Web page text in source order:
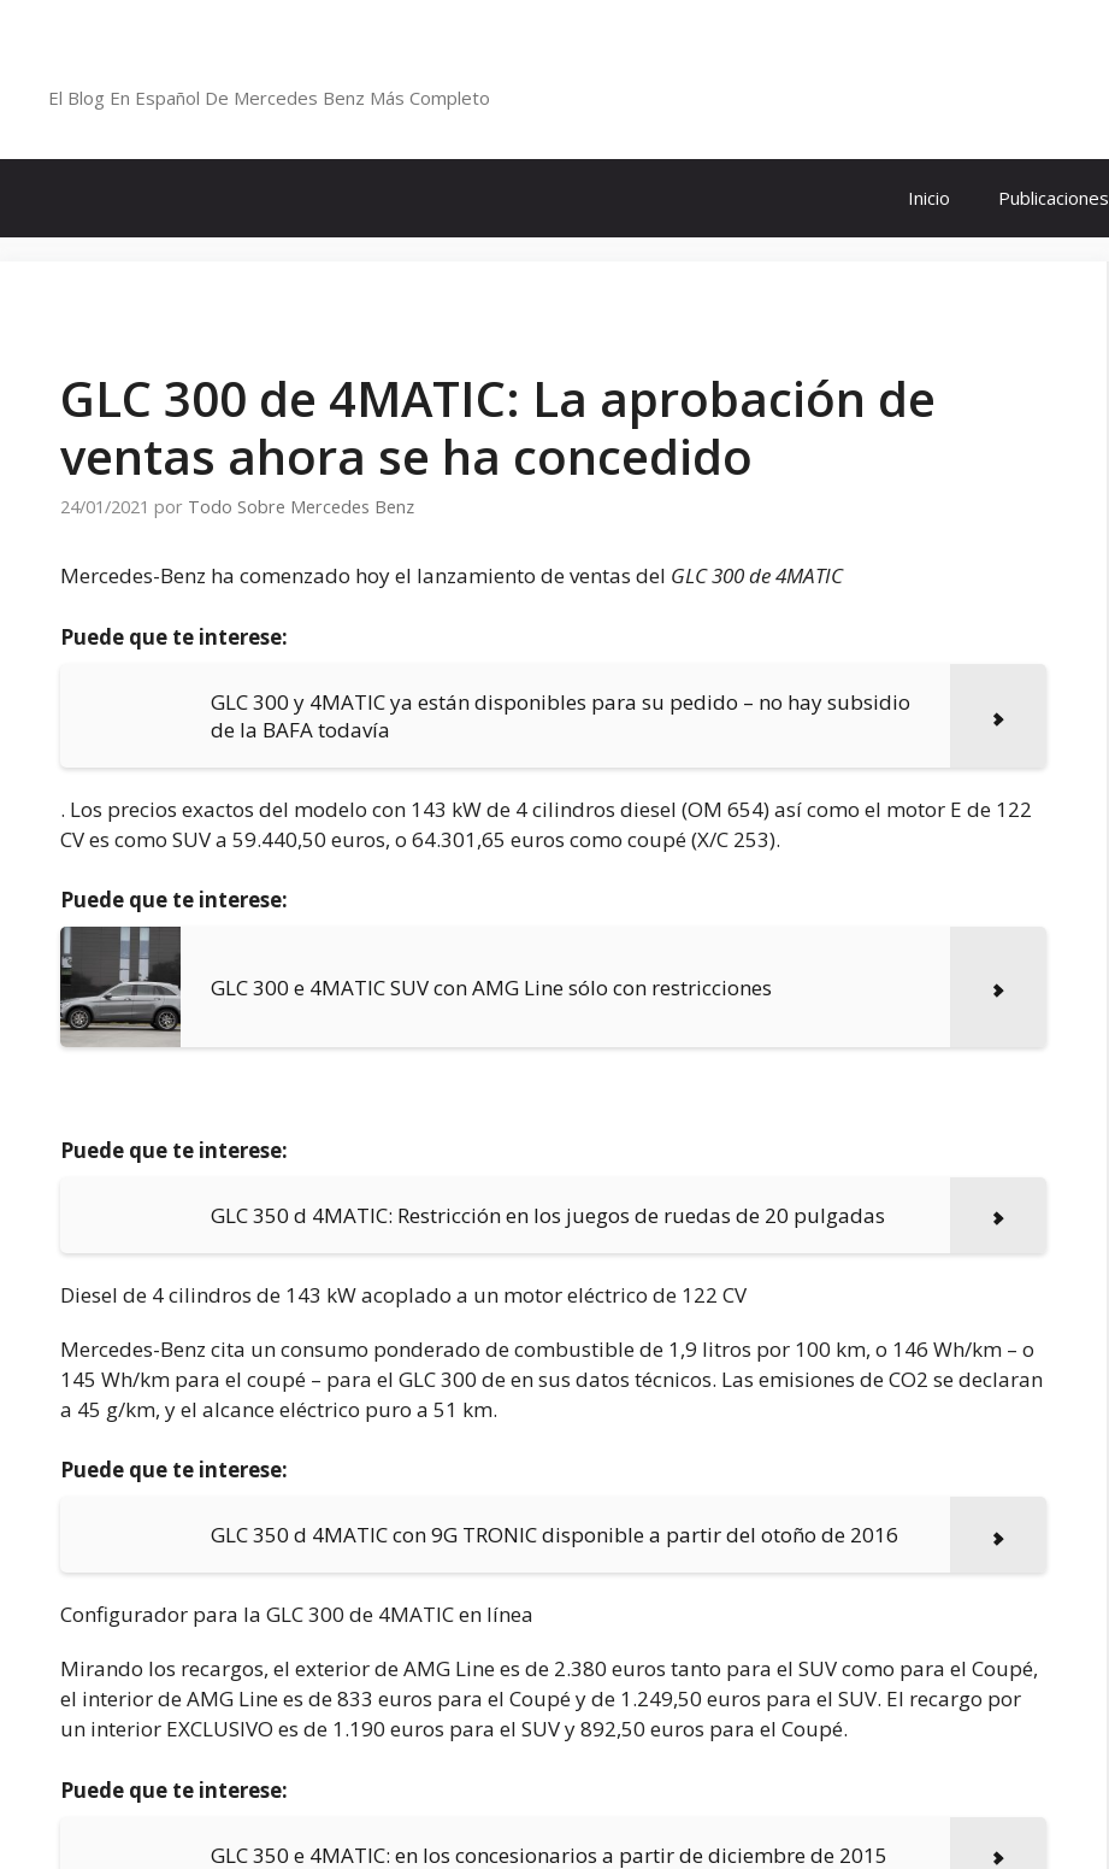
El Blog En Español De Mercedes Benz Más Completo
Inicio Publicaciones
GLC 300 de 4MATIC: La aprobación de
ventas ahora se ha concedido
24/01/2021 por Todo Sobre Mercedes Benz
Mercedes-Benz ha comenzado hoy el lanzamiento de ventas del GLC 300 de 4MATIC
Puede que te interese:
GLC 300 y 4MATIC ya están disponibles para su pedido – no hay subsidio
de la BAFA todavía
. Los precios exactos del modelo con 143 kW de 4 cilindros diesel (OM 654) así como el motor E de 122
CV es como SUV a 59.440,50 euros, o 64.301,65 euros como coupé (X/C 253).
Puede que te interese:
GLC 300 e 4MATIC SUV con AMG Line sólo con restricciones
Puede que te interese:
GLC 350 d 4MATIC: Restricción en los juegos de ruedas de 20 pulgadas
Diesel de 4 cilindros de 143 kW acoplado a un motor eléctrico de 122 CV
Mercedes-Benz cita un consumo ponderado de combustible de 1,9 litros por 100 km, o 146 Wh/km – o
145 Wh/km para el coupé – para el GLC 300 de en sus datos técnicos. Las emisiones de CO2 se declaran
a 45 g/km, y el alcance eléctrico puro a 51 km.
Puede que te interese:
GLC 350 d 4MATIC con 9G TRONIC disponible a partir del otoño de 2016
Configurador para la GLC 300 de 4MATIC en línea
Mirando los recargos, el exterior de AMG Line es de 2.380 euros tanto para el SUV como para el Coupé,
el interior de AMG Line es de 833 euros para el Coupé y de 1.249,50 euros para el SUV. El recargo por
un interior EXCLUSIVO es de 1.190 euros para el SUV y 892,50 euros para el Coupé.
Puede que te interese:
GLC 350 e 4MATIC: en los concesionarios a partir de diciembre de 2015